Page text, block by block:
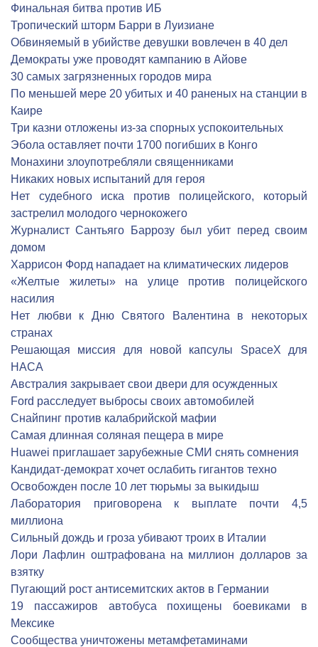
Финальная битва против ИБ
Тропический шторм Барри в Луизиане
Обвиняемый в убийстве девушки вовлечен в 40 дел
Демократы уже проводят кампанию в Айове
30 самых загрязненных городов мира
По меньшей мере 20 убитых и 40 раненых на станции в
Каире
Три казни отложены из-за спорных успокоительных
Эбола оставляет почти 1700 погибших в Конго
Монахини злоупотребляли священниками
Никаких новых испытаний для героя
Нет судебного иска против полицейского, который
застрелил молодого чернокожего
Журналист Сантьяго Баррозу был убит перед своим
домом
Харрисон Форд нападает на климатических лидеров
«Желтые жилеты» на улице против полицейского
насилия
Нет любви к Дню Святого Валентина в некоторых
странах
Решающая миссия для новой капсулы SpaceX для
НАСА
Австралия закрывает свои двери для осужденных
Ford расследует выбросы своих автомобилей
Снайпинг против калабрийской мафии
Самая длинная соляная пещера в мире
Huawei приглашает зарубежные СМИ снять сомнения
Кандидат-демократ хочет ослабить гигантов техно
Освобожден после 10 лет тюрьмы за выкидыш
Лаборатория приговорена к выплате почти 4,5
миллиона
Сильный дождь и гроза убивают троих в Италии
Лори Лафлин оштрафована на миллион долларов за
взятку
Пугающий рост антисемитских актов в Германии
19 пассажиров автобуса похищены боевиками в
Мексике
Сообщества уничтожены метамфетаминами